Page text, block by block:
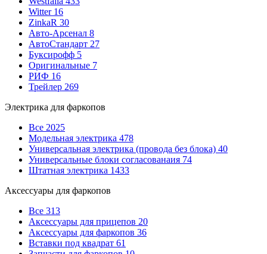
Witter 16
ZinkaR 30
Авто-Арсенал 8
АвтоСтандарт 27
Буксирофф 5
Оригинальные 7
РИФ 16
Трейлер 269
Электрика для фаркопов
Все 2025
Модельная электрика 478
Универсальная электрика (провода без блока) 40
Универсальные блоки согласованаия 74
Штатная электрика 1433
Аксессуары для фаркопов
Все 313
Аксессуары для прицепов 20
Аксессуары для фаркопов 36
Вставки под квадрат 61